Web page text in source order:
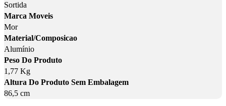
Sortida
Marca Moveis
Mor
Material/Composicao
Alumínio
Peso Do Produto
1,77 Kg
Altura Do Produto Sem Embalagem
86,5 cm